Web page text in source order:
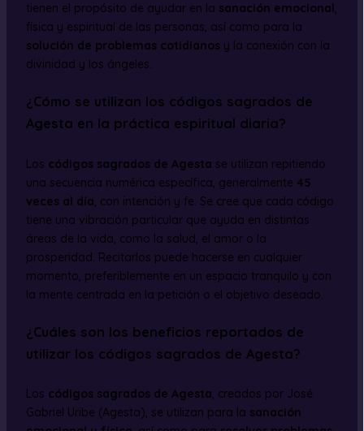
tienen el propósito de ayudar en la sanación emocional,
física y espiritual de las personas, así como para la
solución de problemas cotidianosy la conexión con la
divinidad y los ángeles.
¿Cómo se utilizan los códigos sagrados de
Agesta en la práctica espiritual diaria?
Los códigos sagrados de Agesta se utilizan repitiendo
una secuencia numérica específica, generalmente 45
veces al día, con intención y fe. Se cree que cada código
tiene una vibración particular que ayuda en distintas
áreas de la vida, como la salud, el amor o la
prosperidad. Recitarlos puede hacerse en cualquier
momento, preferiblemente en un espacio tranquilo y con
la mente centrada en la petición o el objetivo deseado.
¿Cuáles son los beneficios reportados de
utilizar los códigos sagrados de Agesta?
Los códigos sagrados de Agesta, creados por José
Gabriel Uribe (Agesta), se utilizan para la sanación